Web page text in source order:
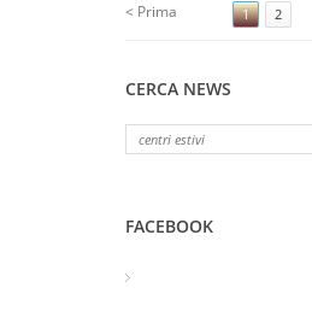
< Prima 1 2
CERCA NEWS
FACEBOOK